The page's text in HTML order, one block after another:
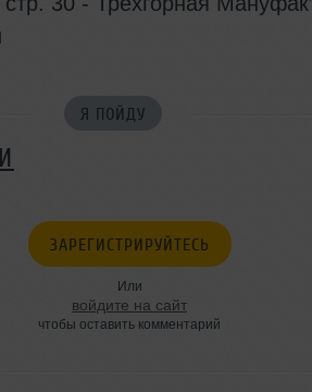
Я ПОЙДУ
ЗАРЕГИСТРИРУЙТЕСЬ
Или
войдите на сайт
чтобы оставить комментарий